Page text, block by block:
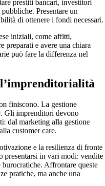
prestiti bancari, investitori
Presentare un
di ottenere i fondi necessari.
iniziali, come affitti,
preparati e avere una chiara
può fare la differenza nel
finiscono. La gestione
Gli imprenditori devono
dal marketing alla gestione
customer care.
e la resilienza di fronte
in vari modi: vendite
Affrontare queste
pratiche, ma anche una